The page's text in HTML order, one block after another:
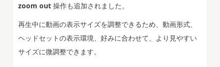
zoom out操作も追加されました。
再生中に動画の表示サイズを調整できるため、動画形式、
ヘッドセットの表示環境、好みに合わせて、より見やすい
サイズに微調整できます。